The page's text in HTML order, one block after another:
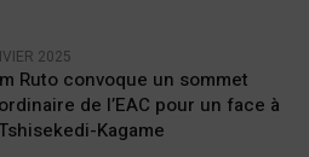
2025
Ruto convoque un sommet
de l’EAC pour un face à
Kagame